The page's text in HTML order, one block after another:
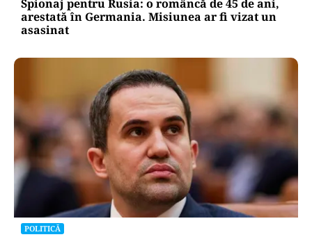
Spionaj pentru Rusia: o româncă de 45 de ani,
arestată în Germania. Misiunea ar fi vizat un
asasinat
POLITICĂ